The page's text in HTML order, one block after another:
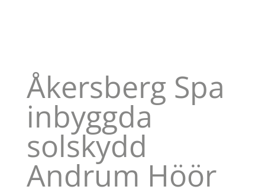
Åkersberg Spa
inbyggda
solskydd
Andrum Höör